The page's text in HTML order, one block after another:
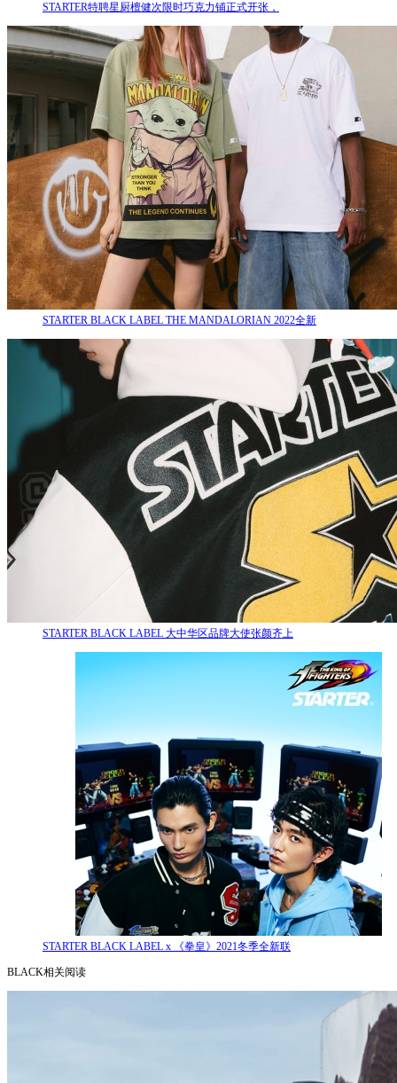
STARTER特聘星厨檀健次限时巧克力铺正式开张，
STARTER BLACK LABEL THE MANDALORIAN 2022全新
STARTER BLACK LABEL 大中华区品牌大使张颜齐上
STARTER BLACK LABEL x 《拳皇》2021冬季全新联
BLACK相关阅读